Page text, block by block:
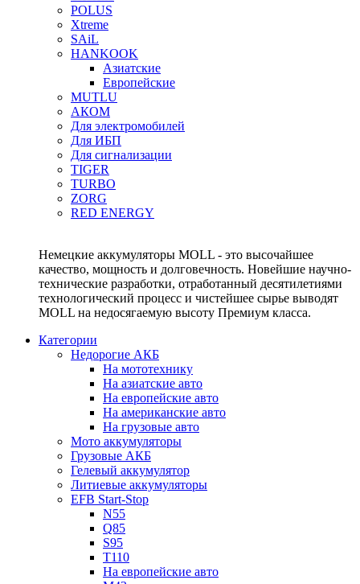
POLUS
Xtreme
SAiL
HANKOOK
Азиатские
Европейские
MUTLU
АКОМ
Для электромобилей
Для ИБП
Для сигнализации
TIGER
TURBO
ZORG
RED ENERGY
Немецкие аккумуляторы MOLL - это высочайшее
качество, мощность и долговечность. Новейшие научно-
технические разработки, отработанный десятилетиями
технологический процесс и чистейшее сырье выводят
MOLL на недосягаемую высоту Премиум класса.
Категории
Недорогие АКБ
На мототехнику
На азиатские авто
На европейские авто
На американские авто
На грузовые авто
Мото аккумуляторы
Грузовые АКБ
Гелевый аккумулятор
Литиевые аккумуляторы
EFB Start-Stop
N55
Q85
S95
T110
На европейские авто